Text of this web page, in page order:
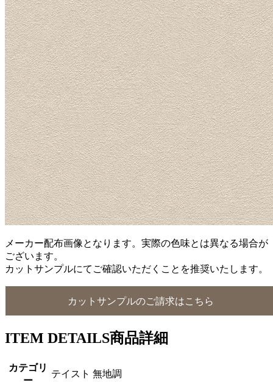
メーカー配布画像となります。実際の色味とは異なる場合が
ございます。
カットサンプルにてご確認いただくことを推奨いたします。
カットサンプルのご請求はこちら
ITEM DETAILS商品詳細
カテゴリ
テイスト 無地調